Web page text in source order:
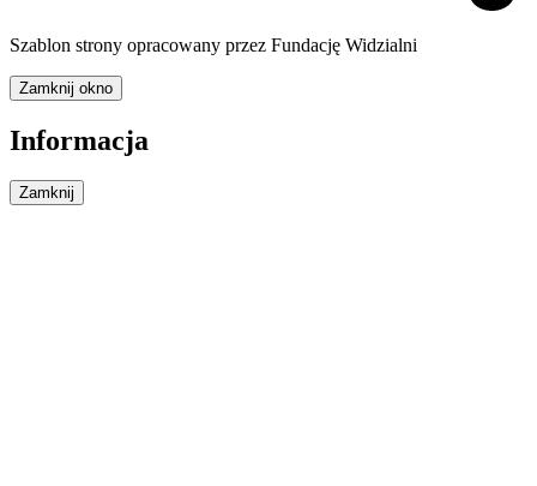
Szablon strony opracowany przez Fundację Widzialni
Zamknij okno
Informacja
Zamknij